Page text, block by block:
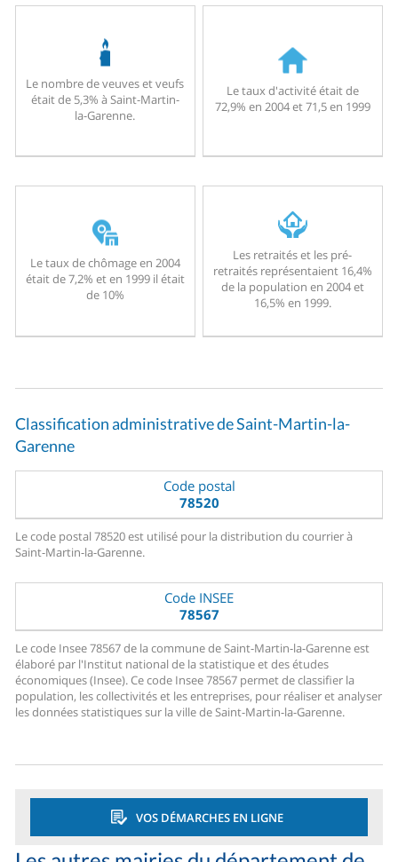
Le nombre de veuves et veufs
était de 5,3% à Saint-Martin-
la-Garenne.
Le taux d'activité était de
72,9% en 2004 et 71,5 en 1999
Le taux de chômage en 2004
était de 7,2% et en 1999 il était
de 10%
Les retraités et les pré-
retraités représentaient 16,4%
de la population en 2004 et
16,5% en 1999.
Classification administrative de Saint-Martin-la-
Garenne
Code postal
78520
Le code postal 78520 est utilisé pour la distribution du courrier à
Saint-Martin-la-Garenne.
Code INSEE
78567
Le code Insee 78567 de la commune de Saint-Martin-la-Garenne est
élaboré par l'Institut national de la statistique et des études
économiques (Insee). Ce code Insee 78567 permet de classifier la
population, les collectivités et les entreprises, pour réaliser et analyser
les données statistiques sur la ville de Saint-Martin-la-Garenne.
VOS DÉMARCHES EN LIGNE